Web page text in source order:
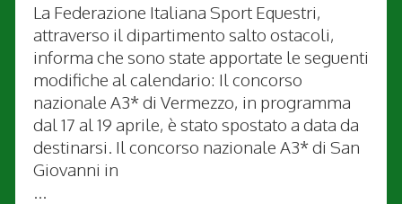
La Federazione Italiana Sport Equestri,
attraverso il dipartimento salto ostacoli,
informa che sono state apportate le seguenti
modifiche al calendario: Il concorso
nazionale A3* di Vermezzo, in programma
dal 17 al 19 aprile, è stato spostato a data da
destinarsi. Il concorso nazionale A3* di San
Giovanni in
...